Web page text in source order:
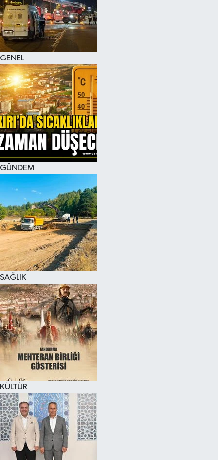
GENEL
GÜNDEM
SAĞLIK
KÜLTÜR
KÜLTÜR SANAT
MAGAZİN
SAĞLIK
SİYASET
SPOR
TEKNOLOJİ
VİZYONDAKİLER
YAŞAM